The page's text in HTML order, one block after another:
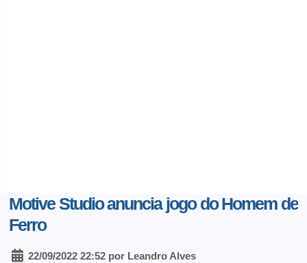
Motive Studio anuncia jogo do Homem de
Ferro
22/09/2022 22:52 por Leandro Alves